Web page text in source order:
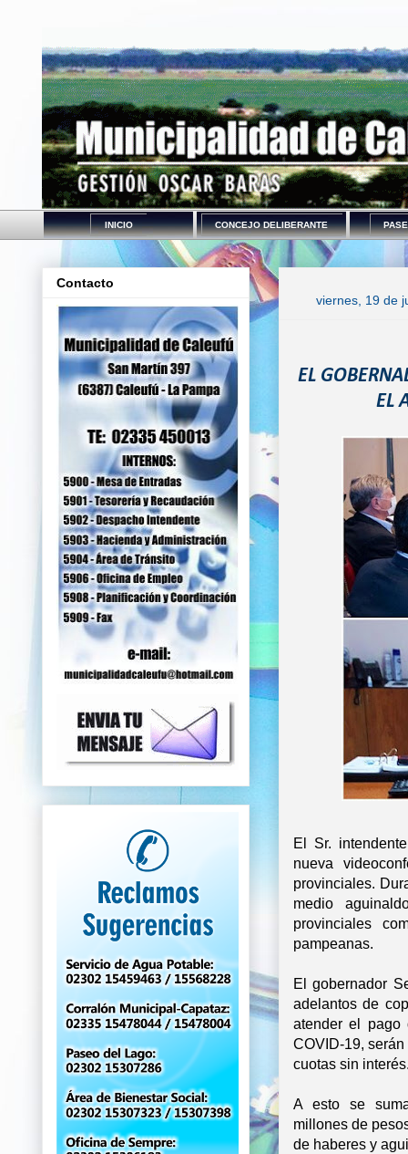
INICIO CONCEJO DELIBERANTE
viernes, 19 de
EL
EL
El Sr.
nueva
provinciales.
medio
provinciales
pampeanas.
El gobernador
adelantos de
atender el pago
COVID-19,
cuotas sin
A esto se
millones de
de haberes y
Contacto